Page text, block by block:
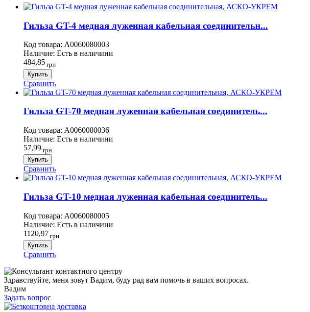
Гильза GT-4 медная луженная кабельная соединительн...
Код товара: A0060080003
Наличие: Есть в наличини
484,85 грн
Купить
Сравнить
Гильза GT-70 медная луженная кабельная соединитель...
Код товара: A0060080036
Наличие: Есть в наличини
57,99 грн
Купить
Сравнить
Гильза GT-10 медная луженная кабельная соединитель...
Код товара: A0060080005
Наличие: Есть в наличини
1120,97 грн
Купить
Сравнить
Здравствуйте, меня зовут Вадим, буду рад вам помочь в ваших вопросах.
Вадим
Задать вопрос